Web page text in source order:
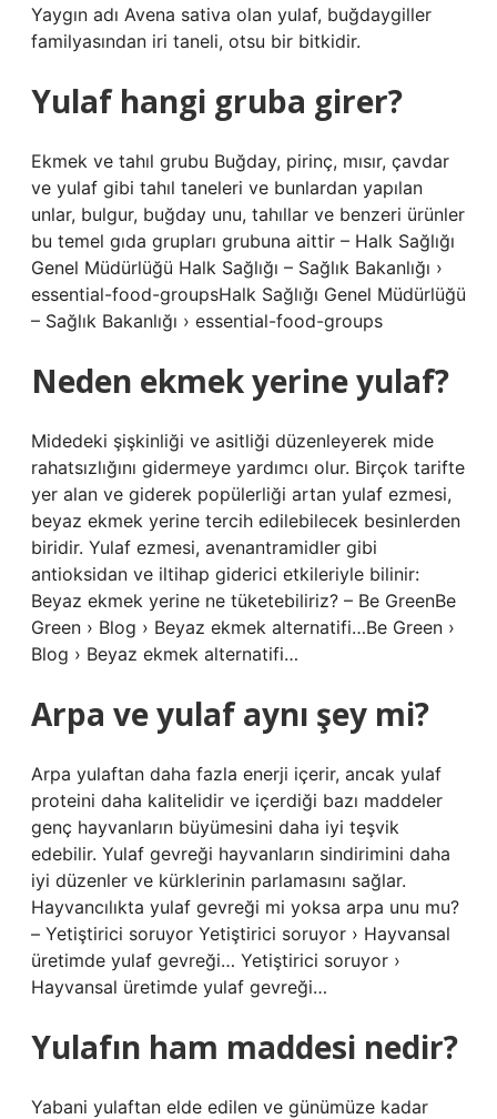
Yaygın adı Avena sativa olan yulaf, buğdaygiller
familyasından iri taneli, otsu bir bitkidir.
Yulaf hangi gruba girer?
Ekmek ve tahıl grubu Buğday, pirinç, mısır, çavdar
ve yulaf gibi tahıl taneleri ve bunlardan yapılan
unlar, bulgur, buğday unu, tahıllar ve benzeri ürünler
bu temel gıda grupları grubuna aittir – Halk Sağlığı
Genel Müdürlüğü Halk Sağlığı – Sağlık Bakanlığı ›
essential-food-groupsHalk Sağlığı Genel Müdürlüğü
– Sağlık Bakanlığı › essential-food-groups
Neden ekmek yerine yulaf?
Midedeki şişkinliği ve asitliği düzenleyerek mide
rahatsızlığını gidermeye yardımcı olur. Birçok tarifte
yer alan ve giderek popülerliği artan yulaf ezmesi,
beyaz ekmek yerine tercih edilebilecek besinlerden
biridir. Yulaf ezmesi, avenantramidler gibi
antioksidan ve iltihap giderici etkileriyle bilinir:
Beyaz ekmek yerine ne tüketebiliriz? – Be GreenBe
Green › Blog › Beyaz ekmek alternatifi…Be Green ›
Blog › Beyaz ekmek alternatifi…
Arpa ve yulaf aynı şey mi?
Arpa yulaftan daha fazla enerji içerir, ancak yulaf
proteini daha kalitelidir ve içerdiği bazı maddeler
genç hayvanların büyümesini daha iyi teşvik
edebilir. Yulaf gevreği hayvanların sindirimini daha
iyi düzenler ve kürklerinin parlamasını sağlar.
Hayvancılıkta yulaf gevreği mi yoksa arpa unu mu?
– Yetiştirici soruyor Yetiştirici soruyor › Hayvansal
üretimde yulaf gevreği… Yetiştirici soruyor ›
Hayvansal üretimde yulaf gevreği…
Yulafın ham maddesi nedir?
Yabani yulaftan elde edilen ve günümüze kadar